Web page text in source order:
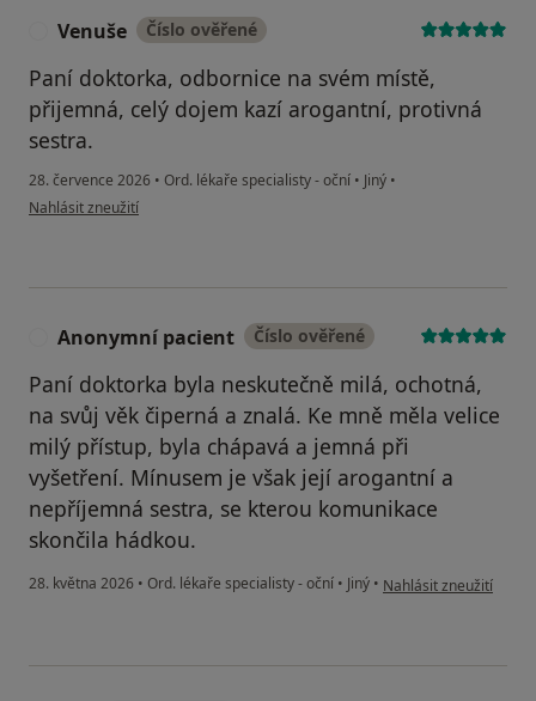
Venuše Číslo ověřené
Paní doktorka, odbornice na svém místě,
přijemná, celý dojem kazí arogantní, protivná
sestra.
28. července 2026 • Ord. lékaře specialisty - oční • Jiný •
podle názoru uživatele Venuše
Nahlásit zneužití
Anonymní pacient Číslo ověřené
Paní doktorka byla neskutečně milá, ochotná,
na svůj věk čiperná a znalá. Ke mně měla velice
milý přístup, byla chápavá a jemná při
vyšetření. Mínusem je však její arogantní a
nepříjemná sestra, se kterou komunikace
skončila hádkou.
28. května 2026 • Ord. lékaře specialisty - oční • Jiný • podle názoru
Nahlásit zneužití